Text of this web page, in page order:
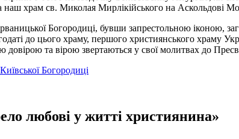
храм св. Миколая Мирлікійського на Аскольдові
Богородиці, бувши запрестольною іконою,
до цього храму, першого християнського храму
та вірою звертаються у свої молитвах до
Богородиці
любові у житті християнина»